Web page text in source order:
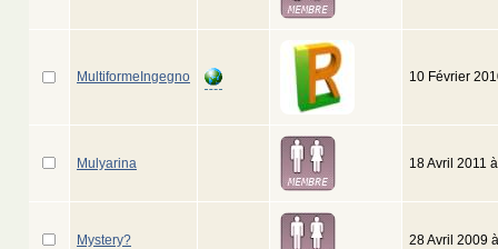
MultiformeIngegno 10 Février
Mulyarina 18 Avril 2011
Mystery? 28 Avril 2009